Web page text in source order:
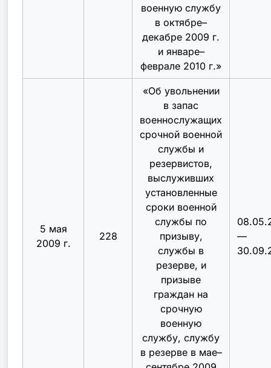
военную службу
в октябре–
декабре 2009 г.
и январе–
феврале 2010 г.»
5 мая
2009 г.
228
«Об увольнении
в запас
военнослужащих
срочной военной
службы и
резервистов,
выслуживших
установленные
сроки военной
службы по
призыву,
службы в
резерве, и
призыве
граждан на
срочную
военную
службу, службу
в резерве в мае–
—